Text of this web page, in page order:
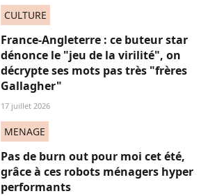
CULTURE
France-Angleterre : ce buteur star
dénonce le "jeu de la virilité", on
décrypte ses mots pas très "frères
Gallagher"
17 juillet 2026
MENAGE
Pas de burn out pour moi cet été,
grâce à ces robots ménagers hyper
performants